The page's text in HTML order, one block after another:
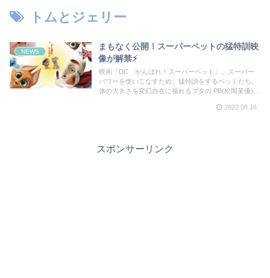
トムとジェリー
NEWS
まもなく公開！スーパーペットの猛特訓映
像が解禁⚡
映画『DC がんばれ！スーパーペット』。スーパー
パワーを使いこなすため、猛特訓をするペットたち。
体の大きさを変幻自在に操れるブタの PB(松岡茉優)、
電撃光線を出せるリスのチップ(梶裕貴)らのトレーニ
2022.08.16
スポンサーリンク